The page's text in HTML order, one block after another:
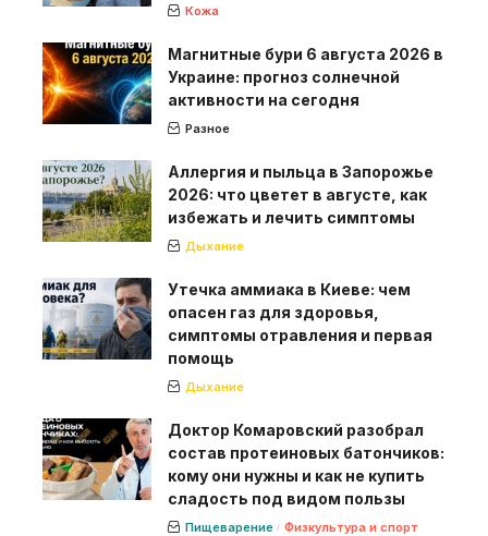
Кожа
Магнитные бури 6 августа 2026 в
Украине: прогноз солнечной
активности на сегодня
Разное
Аллергия и пыльца в Запорожье
2026: что цветет в августе, как
избежать и лечить симптомы
Дыхание
Утечка аммиака в Киеве: чем
опасен газ для здоровья,
симптомы отравления и первая
помощь
Дыхание
Доктор Комаровский разобрал
состав протеиновых батончиков:
кому они нужны и как не купить
сладость под видом пользы
Пищеварение Физкультура и спорт